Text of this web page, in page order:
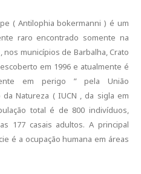
( Antilophia bokermanni ) é um
raro encontrado somente na
nos municípios de Barbalha, Crato
em 1996 e atualmente é
em perigo ” pela União
Natureza ( IUCN , da sigla em
total é de 800 indivíduos,
177 casais adultos. A principal
é a ocupação humana em áreas